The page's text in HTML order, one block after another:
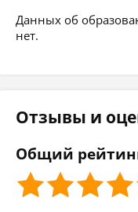
Данных об
нет.
Отзывы и
Общий